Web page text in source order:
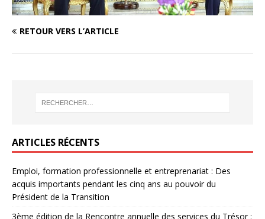
RETOUR VERS L’ARTICLE
ARTICLES RÉCENTS
Emploi, formation professionnelle et entreprenariat : Des
acquis importants pendant les cinq ans au pouvoir du
Président de la Transition
3ème édition de la Rencontre annuelle des services du Trésor :